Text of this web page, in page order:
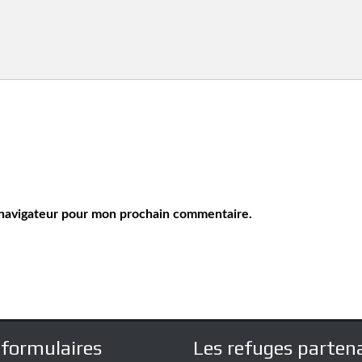
pour mon prochain commentaire.
Les refuges